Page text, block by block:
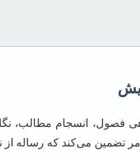
تضمین می‌کند که رساله از